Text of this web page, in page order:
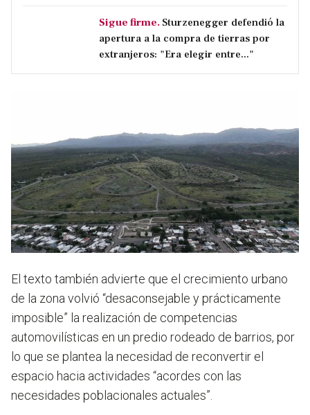
Sigue firme. Sturzenegger defendió la
apertura a la compra de tierras por
extranjeros: "Era elegir entre..."
El texto también advierte que el crecimiento urbano
de la zona volvió “desaconsejable y prácticamente
imposible” la realización de competencias
automovilísticas en un predio rodeado de barrios, por
lo que se plantea la necesidad de reconvertir el
espacio hacia actividades “acordes con las
necesidades poblacionales actuales”.